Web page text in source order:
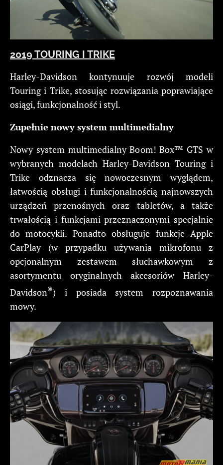
2019 TOURING I TRIKE
Harley-Davidson kontynuuje rozwój modeli
Touring i Trike, stosując rozwiązania poprawiające
osiągi, funkcjonalność i styl.
Zupełnie nowy system multimedialny
Nowy system multimedialny Boom! Box™ GTS w
wybranych modelach Harley-Davidson Touring i
Trike odznacza się nowoczesnym wyglądem,
łatwością obsługi i funkcjonalnością najnowszych
urządzeń przenośnych oraz tabletów, a także
trwałością i funkcjami przeznaczonymi specjalnie
do motocykli. Ponadto obsługuje funkcje Apple
CarPlay (w przypadku używania mikrofonu z
opcjonalnym zestawem słuchawkowym z
asortymentu oryginalnych akcesoriów Harley-
Davidson®) i posiada system rozpoznawania
mowy.